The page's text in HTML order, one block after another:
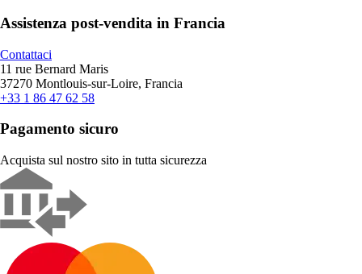
Assistenza post-vendita in Francia
Contattaci
11 rue Bernard Maris
37270 Montlouis-sur-Loire, Francia
+33 1 86 47 62 58
Pagamento sicuro
Acquista sul nostro sito in tutta sicurezza